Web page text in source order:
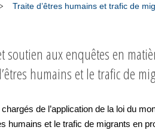
Traite d’êtres humains et trafic de
aux enquêtes en
humains et le trafic de
de l’application de la loi du
humains et le trafic de migrants en